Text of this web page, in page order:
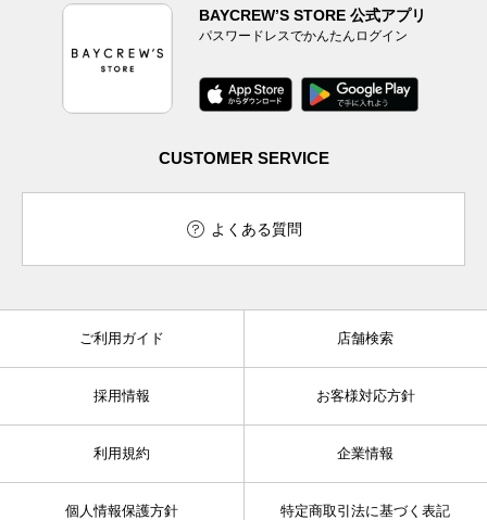
BAYCREW’S STORE 公式アプリ
パスワードレスでかんたんログイン
CUSTOMER SERVICE
よくある質問
ご利用ガイド 店舗検索
採用情報 お客様対応方針
利用規約 企業情報
個人情報保護方針 特定商取引法に基づく表記